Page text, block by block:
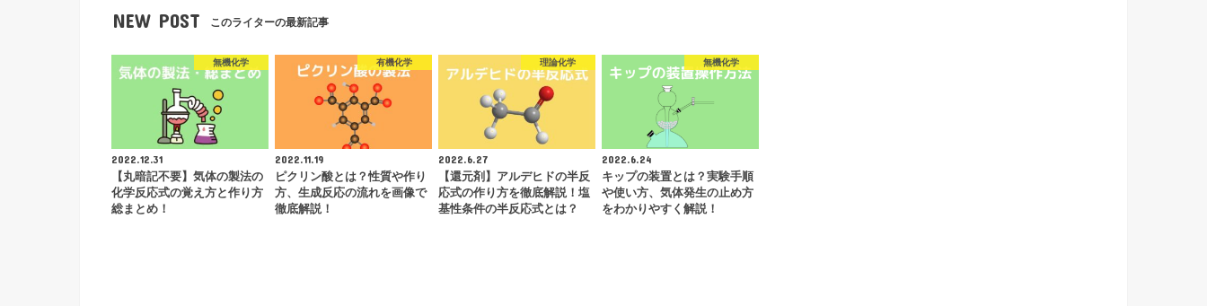
NEW POST このライターの最新記事
無機化学
2022.12.31
【丸暗記不要】気体の製法の
化学反応式の覚え方と作り方
総まとめ！
有機化学
2022.11.19
ピクリン酸とは？性質や作り
方、生成反応の流れを画像で
徹底解説！
理論化学
2022.6.27
【還元剤】アルデヒドの半反
応式の作り方を徹底解説！塩
基性条件の半反応式とは？
無機化学
2022.6.24
キップの装置とは？実験手順
や使い方、気体発生の止め方
をわかりやすく解説！